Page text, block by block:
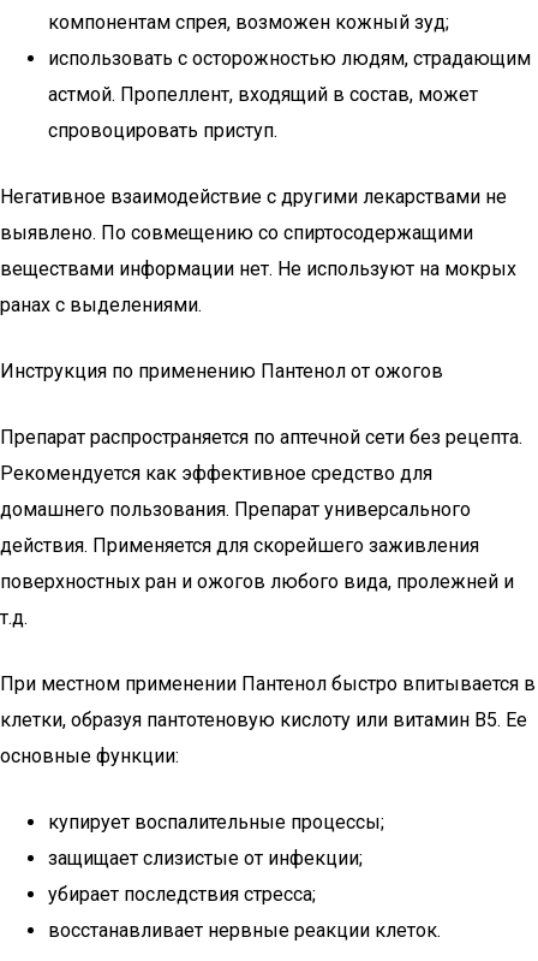
компонентам спрея, возможен кожный зуд;
использовать с осторожностью людям, страдающим
астмой. Пропеллент, входящий в состав, может
спровоцировать приступ.
Негативное взаимодействие с другими лекарствами не
выявлено. По совмещению со спиртосодержащими
веществами информации нет. Не используют на мокрых
ранах с выделениями.
Инструкция по применению Пантенол от ожогов
Препарат распространяется по аптечной сети без рецепта.
Рекомендуется как эффективное средство для
домашнего пользования. Препарат универсального
действия. Применяется для скорейшего заживления
поверхностных ран и ожогов любого вида, пролежней и
т.д.
При местном применении Пантенол быстро впитывается в
клетки, образуя пантотеновую кислоту или витамин В5. Ее
основные функции:
купирует воспалительные процессы;
защищает слизистые от инфекции;
убирает последствия стресса;
восстанавливает нервные реакции клеток.